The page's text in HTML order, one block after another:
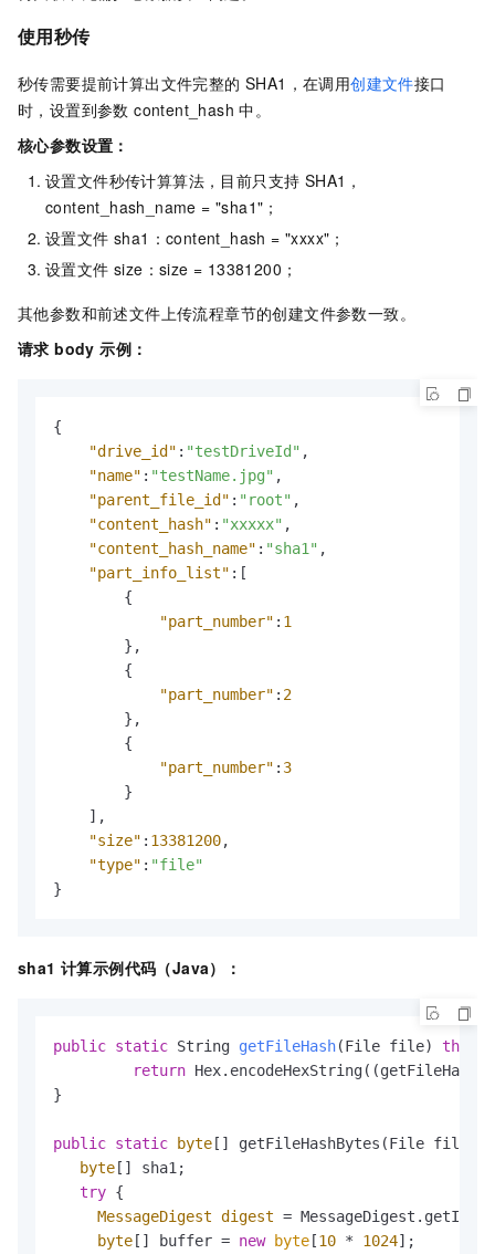
使用秒传
秒传需要提前计算出文件完整的 SHA1，在调用创建文件接口
时，设置到参数 content_hash 中。
核心参数设置：
设置文件秒传计算算法，目前只支持 SHA1，
content_hash_name = "sha1"；
设置文件 sha1：content_hash = "xxxx"；
设置文件 size：size = 13381200；
其他参数和前述文件上传流程章节的创建文件参数一致。
请求 body 示例：
{
"drive_id" : "testDriveId" ,
"name" : "testName.jpg" ,
"parent_file_id" : "root" ,
"content_hash" : "xxxxx" ,
"content_hash_name" : "sha1" ,
"part_info_list" : [
{
"part_number" : 1
} ,
{
"part_number" : 2
} ,
{
"part_number" : 3
}
] ,
"size" : 13381200,
"type" : "file"
}
sha1 计算示例代码（Java）：
public static String getFileHash(File file)
throws
return
}
public static byte [] getFileHashBytes(File file)
byte [] sha1;
try {
MessageDigest digest =
byte [] buffer = new byte [10 * 1024];